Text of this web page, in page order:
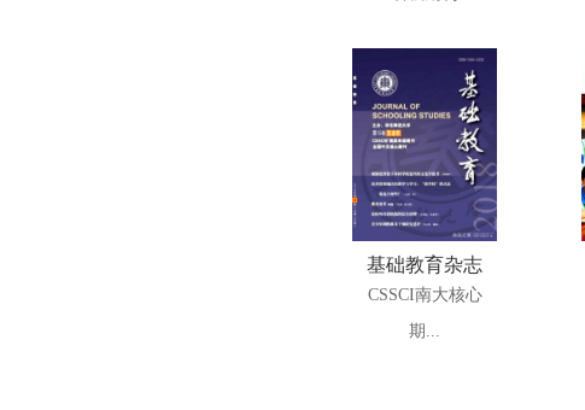
基础教育杂志
CSSCI南大核心
期...